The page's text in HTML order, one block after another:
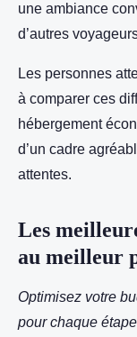
une ambiance
d’autres
Les personnes
à comparer ces
hébergement
d’un cadre
attentes.
Les
au meilleur
Optimisez votre
pour chaque